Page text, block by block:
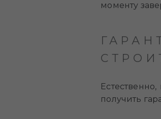
моменту
получить